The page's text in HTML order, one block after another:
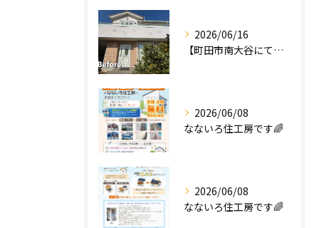
2026/06/16
【町田市南大谷にて外壁塗装工事完工のお知らせ】
2026/06/08
なないろ住工房です🌈
2026/06/08
なないろ住工房です🌈